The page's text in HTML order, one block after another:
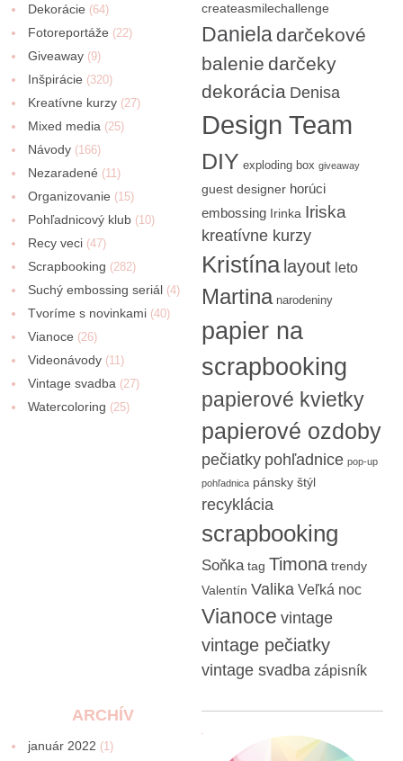
Dekorácie (64)
Fotoreportáže (22)
Giveaway (9)
Inšpirácie (320)
Kreatívne kurzy (27)
Mixed media (25)
Návody (166)
Nezaradené (11)
Organizovanie (15)
Pohľadnicový klub (10)
Recy veci (47)
Scrapbooking (282)
Suchý embossing seriál (4)
Tvoríme s novinkami (40)
Vianoce (26)
Videonávody (11)
Vintage svadba (27)
Watercoloring (25)
createasmilechallenge
Daniela darčekové
balenie darčeky
dekorácia Denisa
Design Team
DIY exploding box giveaway
guest designer horúci
embossing Irinka Iriska
kreatívne kurzy
Kristína layout leto
Martina narodeniny
papier na
scrapbooking
papierové kvietky
papierové ozdoby
pečiatky pohľadnice pop-up
pohľadnica pánsky štýl
recyklácia
scrapbooking
Soňka tag Timona trendy
Valentín Valika Veľká noc
Vianoce vintage
vintage pečiatky
vintage svadba zápisník
ARCHÍV
január 2022 (1)